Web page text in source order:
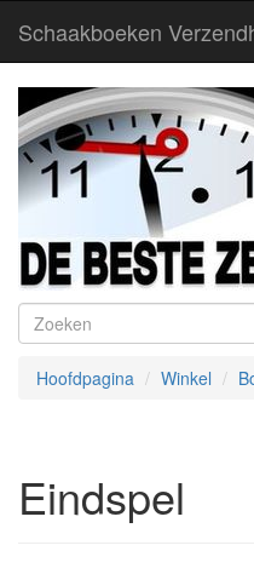
Schaakboeken
Hoofdpagina Winkel
Eindspel